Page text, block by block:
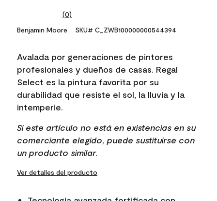
No
value.
link.
(0)
Benjamin Moore SKU# C_ZWB100000000544394
Avalada por generaciones de pintores
profesionales y dueños de casas. Regal
Select es la pintura favorita por su
durabilidad que resiste el sol, la lluvia y la
intemperie.
Si este artículo no está en existencias en su
comerciante elegido, puede sustituirse con
un producto similar.
Ver detalles del producto